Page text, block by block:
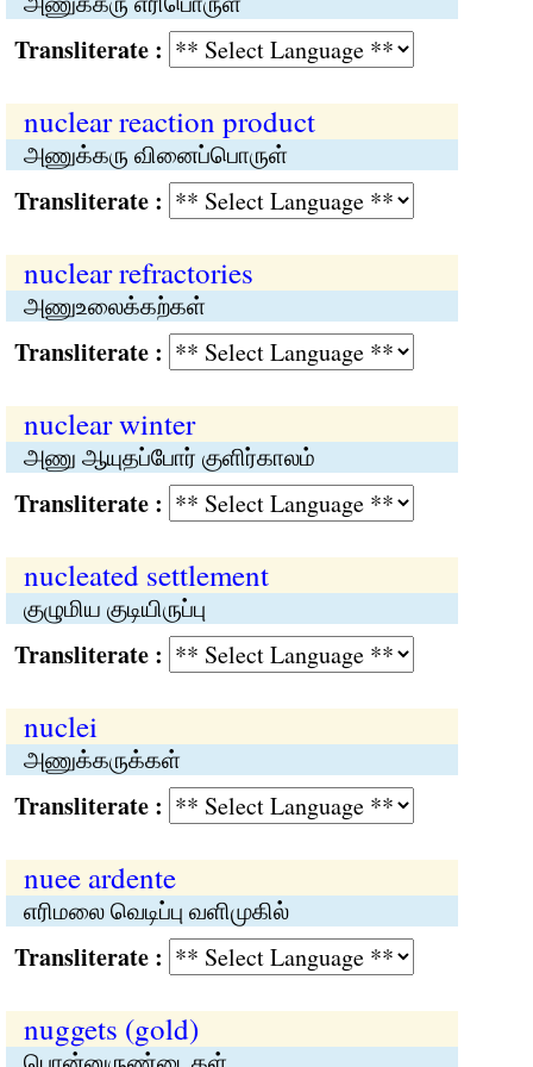
:
nuclear reaction product
அணுக்கரு வினைப்பொருள்
:
nuclear refractories
அணுஉலைக்கற்கள்
:
nuclear winter
அணு ஆயுதப்போர் குளிர்காலம்
:
nucleated settlement
குழுமிய குடியிருப்பு
:
nuclei
அணுக்கருக்கள்
:
nuee ardente
எரிமலை வெடிப்பு வளிமுகில்
:
nuggets (gold)